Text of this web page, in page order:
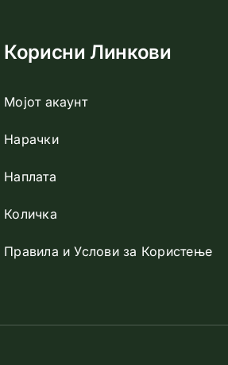
Корисни Линкови
Мојот акаунт
Нарачки
Наплата
Количка
Правила и Услови за Користење